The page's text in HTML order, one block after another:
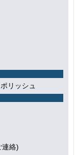
リッシュ
連絡)